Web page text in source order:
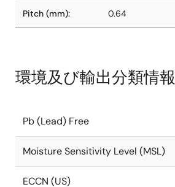
Pitch (mm): 0.64
環境及び輸出分類情報
Pb (Lead) Free
Moisture Sensitivity Level (MSL)
ECCN (US)